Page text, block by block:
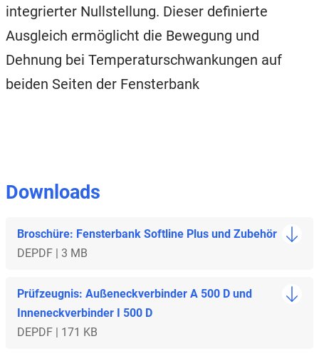
integrierter Nullstellung. Dieser definierte
Ausgleich ermöglicht die Bewegung und
Dehnung bei Temperaturschwankungen auf
beiden Seiten der Fensterbank
Downloads
Broschüre: Fensterbank Softline Plus und Zubehör
DEPDF | 3 MB
Prüfzeugnis: Außeneckverbinder A 500 D und
Inneneckverbinder I 500 D
DEPDF | 171 KB